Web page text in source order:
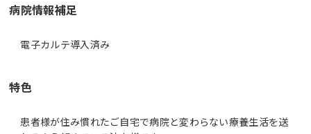
病院情報補足
電子カルテ導入済み
特色
患者様が住み慣れたご自宅で病院と変わらない療養生活を送